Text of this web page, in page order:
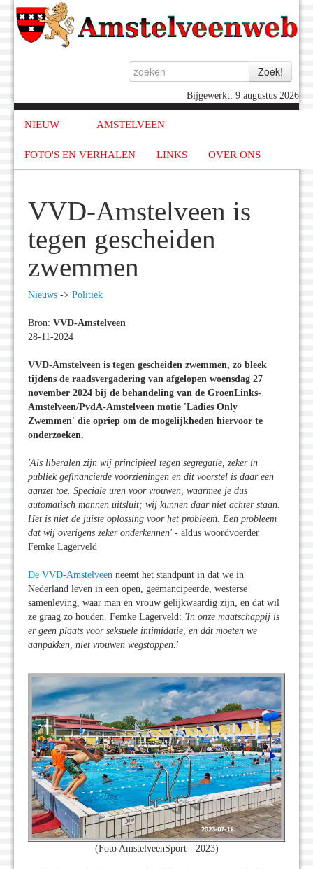
Bijgewerkt: 9 augustus 2026
NIEUW AMSTELVEEN
FOTO'S EN VERHALEN LINKS OVER ONS
VVD-Amstelveen is
tegen gescheiden
zwemmen
Nieuws -> Politiek
Bron: VVD-Amstelveen
28-11-2024
VVD-Amstelveen is tegen gescheiden zwemmen, zo bleek
tijdens de raadsvergadering van afgelopen woensdag 27
november 2024 bij de behandeling van de GroenLinks-
Amstelveen/PvdA-Amstelveen motie 'Ladies Only
Zwemmen' die opriep om de mogelijkheden hiervoor te
onderzoeken.
'Als liberalen zijn wij principieel tegen segregatie, zeker in
publiek gefinancierde voorzieningen en dit voorstel is daar een
aanzet toe. Speciale uren voor vrouwen, waarmee je dus
automatisch mannen uitsluit; wij kunnen daar niet achter staan.
Het is niet de juiste oplossing voor het probleem. Een probleem
dat wij overigens zeker onderkennen' - aldus woordvoerder
Femke Lagerveld
De VVD-Amstelveen neemt het standpunt in dat we in
Nederland leven in een open, geëmancipeerde, westerse
samenleving, waar man en vrouw gelijkwaardig zijn, en dat wil
ze graag zo houden. Femke Lagerveld: 'In onze maatschappij is
er geen plaats voor seksuele intimidatie, en dát moeten we
aanpakken, niet vrouwen wegstoppen. '
(Foto AmstelveenSport - 2023)